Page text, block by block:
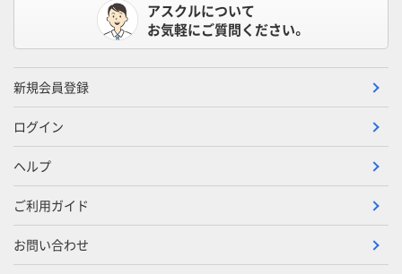
アスクルについて
お気軽にご質問ください。
新規会員登録
ログイン
ヘルプ
ご利用ガイド
お問い合わせ